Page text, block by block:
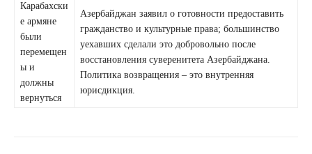
Карабахски
е армяне
были
перемещен
ы и
должны
вернуться
Азербайджан заявил о готовности предоставить
гражданство и культурные права; большинство
уехавших сделали это добровольно после
восстановления суверенитета Азербайджана.
Политика возвращения – это внутренняя
юрисдикция.